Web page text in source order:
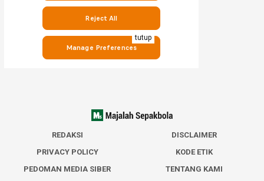
REDAKSI
DISCLAIMER
PRIVACY POLICY
KODE ETIK
PEDOMAN MEDIA SIBER
TENTANG KAMI
tutup